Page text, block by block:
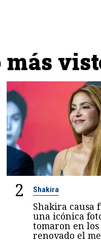
más
2 Shakira
Shakira
una icónica
tomaron en los
renovado el